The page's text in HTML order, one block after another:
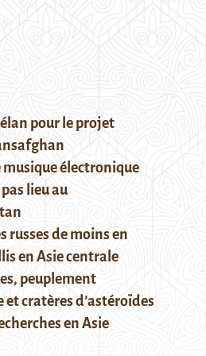
pour le projet
musique électronique
lieu au
russes de moins en
en Asie centrale
peuplement
cratères d’astéroïdes
en Asie